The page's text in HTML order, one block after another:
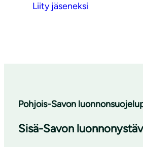
Liity jäseneksi
Pohjois-Savon
Sisä-Savon